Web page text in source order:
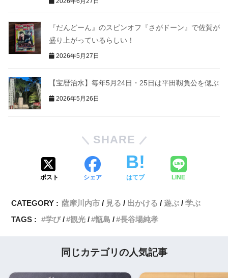
『だんどーん』のスピンオフ『さがドーン』で佐賀が
盛り上がっているらしい！
2026年5月27日
【宝暦治水】毎年5月24日・25日は平田靱負公を偲ぶ
2026年5月26日
SHARE
ポスト シェア はてブ LINE
CATEGORY : 薩摩川内市 見る 出かける 遊ぶ
学ぶ
TAGS :
学び 観光 甑島 長谷場純孝
同じカテゴリの人気記事